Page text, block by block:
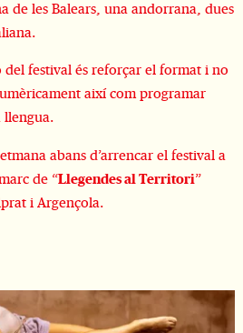
de les Balears, una andorrana, dues
del festival és reforçar el format i no
així com programar
llengua.
abans d’arrencar el festival a
de “Llegendes al Territori”
i Argençola.